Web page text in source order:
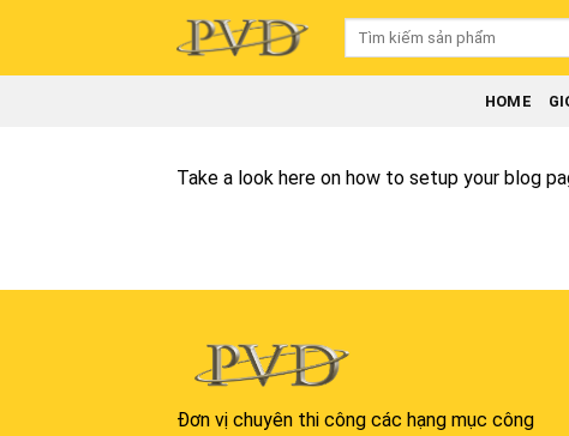
content
Tìm
HOME
Take a look here on how to setup your blog
Đơn vị chuyên thi công các hạng mục công